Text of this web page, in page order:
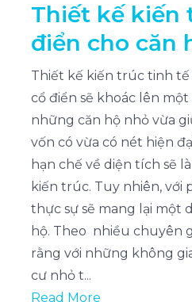
Thiết kế kiến
điển cho căn
Thiết kế kiến trúc tinh
cổ điển sẽ khoác lên
những căn hộ nhỏ vừa
vốn có vừa có nét hiện
hạn chế về diện tích sẽ
kiến trúc. Tuy nhiên, với
thực sự sẽ mang lại một
hộ. Theo nhiều chuyên
rằng với những không
cư nhỏ t...
Read More